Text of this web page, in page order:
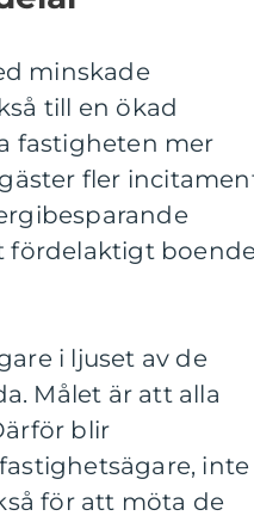
minskade
till en ökad
fastigheten mer
fler
fördelaktigt
i ljuset av de
Målet är att alla
blir
inte
för att möta de